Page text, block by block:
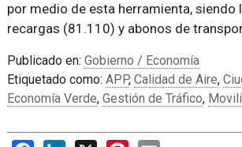
por medio de esta herramienta, siendo
recargas (81.110) y abonos de
Publicado en: Gobierno / Economía
Etiquetado como: APP, Calidad de Aire,
Economía Verde, Gestión de Tráfico,